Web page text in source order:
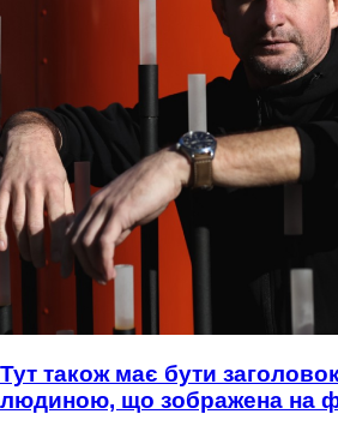
Тут також має бути
людиною, що зображена на